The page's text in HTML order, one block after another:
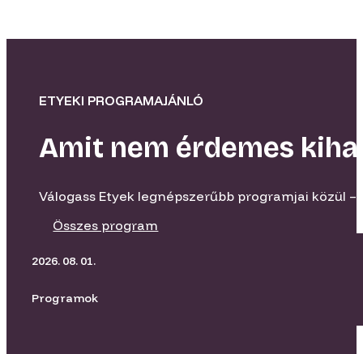
ETYEKI PROGRAMAJÁNLÓ
Amit nem érdemes
Válogass Etyek legnépszerűbb programjai közül
Összes program
2026. 08. 01.
Programok